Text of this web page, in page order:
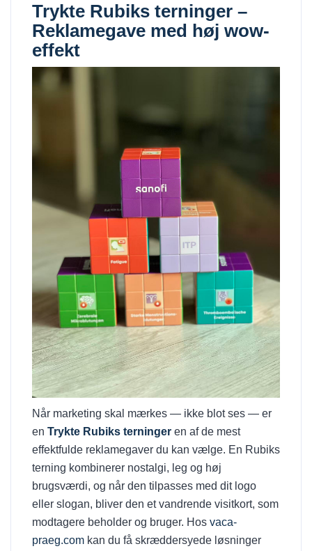
Trykte Rubiks terninger –
Reklamegave med høj wow-
effekt
Når marketing skal mærkes — ikke blot ses — er
en Trykte Rubiks terninger en af de mest
effektfulde reklamegaver du kan vælge. En Rubiks
terning kombinerer nostalgi, leg og høj
brugsværdi, og når den tilpasses med dit logo
eller slogan, bliver den et vandrende visitkort, som
modtagere beholder og bruger. Hos vaca-
praeg.com kan du få skræddersyede løsninger